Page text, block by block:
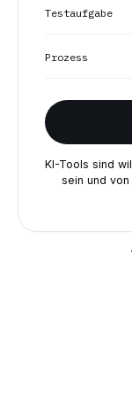
Testaufgabe
Prozess
KI-Tools sind
sein und